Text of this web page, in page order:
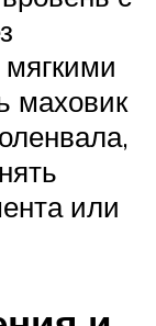
маховик
или